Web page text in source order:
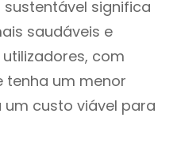
sustentável significa
saudáveis e
com
tenha um menor
custo viável para